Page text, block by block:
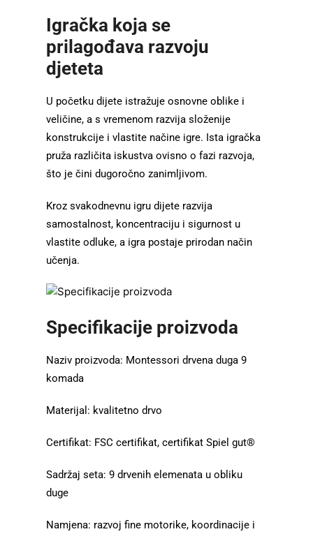
Igračka koja se
prilagođava razvoju
djeteta
U početku dijete istražuje osnovne oblike i
veličine, a s vremenom razvija složenije
konstrukcije i vlastite načine igre. Ista igračka
pruža različita iskustva ovisno o fazi razvoja,
što je čini dugoročno zanimljivom.
Kroz svakodnevnu igru dijete razvija
samostalnost, koncentraciju i sigurnost u
vlastite odluke, a igra postaje prirodan način
učenja.
Specifikacije proizvoda
Naziv proizvoda: Montessori drvena duga 9
komada
Materijal: kvalitetno drvo
Certifikat: FSC certifikat, certifikat Spiel gut®
Sadržaj seta: 9 drvenih elemenata u obliku
duge
Namjena: razvoj fine motorike, koordinacije i